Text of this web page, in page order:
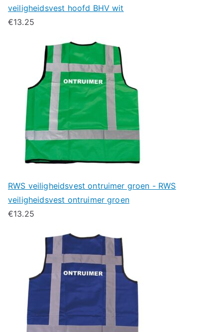
veiligheidsvest hoofd BHV wit
€13.25
RWS veiligheidsvest ontruimer groen - RWS
veiligheidsvest ontruimer groen
€13.25